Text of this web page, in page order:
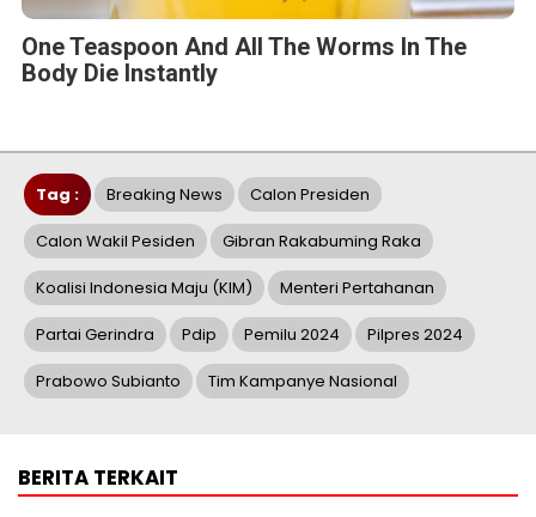
One Teaspoon And All The Worms In The
Body Die Instantly
Tag : Breaking News Calon Presiden
Calon Wakil Pesiden Gibran Rakabuming Raka
Koalisi Indonesia Maju (KIM) Menteri Pertahanan
Partai Gerindra Pdip Pemilu 2024 Pilpres 2024
Prabowo Subianto Tim Kampanye Nasional
BERITA TERKAIT